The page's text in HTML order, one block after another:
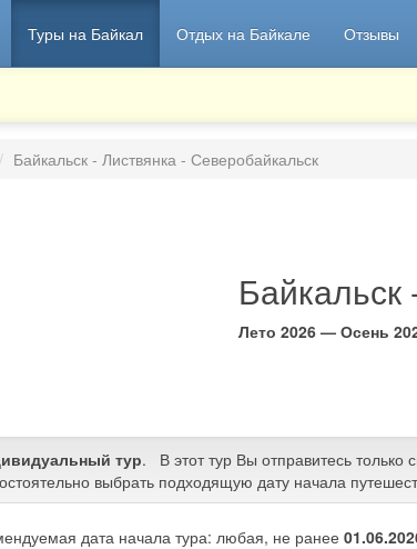
Туры на Байкал Отдых на Байкале Отзывы
Байкальск - Листвянка - Северобайкальск
Байкальск
Лето 2026 — Осень
тур. В этот тур Вы отправитесь
выбрать подходящую дату начала
дата начала тура: любая, не ранее